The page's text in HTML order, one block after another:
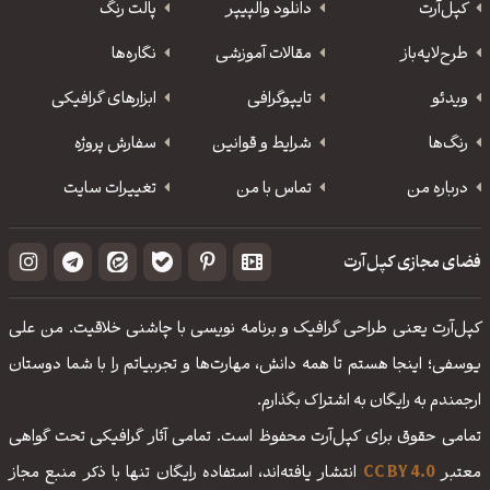
کپل‌آرت دانلود‌ والپیپر
پالت رنگ
طرح‌لایه‌باز
مقالات آموزشی
نگاره‌ها
ویدئو
‌تایپوگرافی
ابزارهای گرافیکی
رنگ‌ها
شرایط و قوانین
سفارش پروژه
درباره من
تماس با من تغییرات سایت
فضای مجازی کپل‌آرت
کپل‌آرت یعنی طراحی گرافیک و برنامه نویسی با چاشنی خلاقیت. من علی
یوسفی؛ اینجا هستم تا همه دانش، مهارت‌‌ها و تجربیاتم را با شما دوستان
ارجمندم به رایگان به اشتراک بگذارم.
تمامی حقوق برای کپل‌آرت محفوظ است. تمامی آثار گرافیکی تحت گواهی
معتبرCC BY 4.0 انتشار یافته‌اند، استفاده رایگان تنها با ذکر منبع مجاز